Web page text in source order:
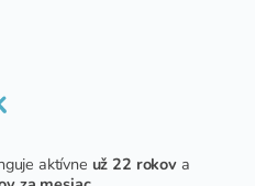
aktívne už 22 rokova